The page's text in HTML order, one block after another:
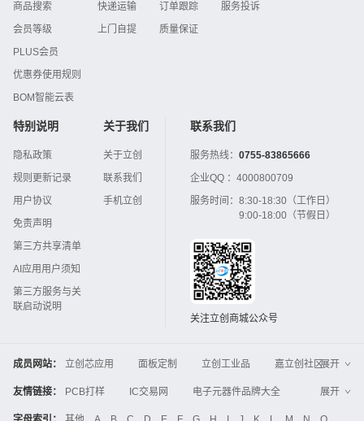
商品搜索
会员等级
PLUS会员
优惠券使用规则
BOM智能云表
快递运输
上门自提
订单跟踪
质量保证
服务投诉
特别说明
隐私政策
规则更新记录
用户协议
免责声明
第三方共享清单
AI应用用户须知
第三方服务与关
联启动说明
关于我们
关于立创
联系我们
手机立创
联系我们
服务热线： 0755-83865666
企业QQ ： 4000800709
服务时间： 8:30-18:30（工作日）
9:00-18:00（节假日）
关注立创商城公众号
成员网站： 立创芯应用 面板定制 立创工业品
嘉立创社区
3D打印
嘉立创FPC 嘉立创PCB
嘉立创FA
展开
友情链接： PCB打样 IC交易网
电子元器件品牌大全
中国IC网
智能电网 机电设备 电子工程网
展开